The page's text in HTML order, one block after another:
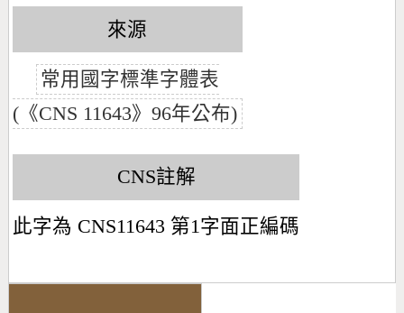
來源
常用國字標準字體表
(《CNS 11643》96年公布)
CNS註解
此字為 CNS11643 第1字面正編碼